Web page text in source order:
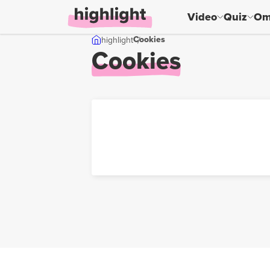
Skip til indhold Video Quiz
highlightCookies
Cookies